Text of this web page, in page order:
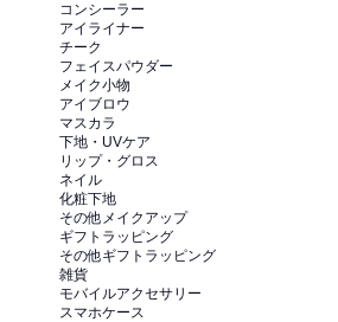
コンシーラー
アイライナー
チーク
フェイスパウダー
メイク小物
アイブロウ
マスカラ
下地・UVケア
リップ・グロス
ネイル
化粧下地
その他メイクアップ
ギフトラッピング
その他ギフトラッピング
雑貨
モバイルアクセサリー
スマホケース